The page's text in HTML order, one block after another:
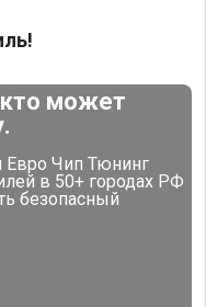
может
Евро Чип Тюнинг
в 50+ городах РФ
безопасный